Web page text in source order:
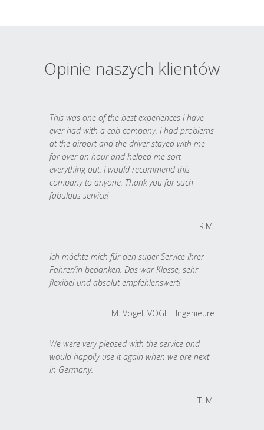
Opinie naszych klientów
This was one of the best experiences I have
ever had with a cab company. I had problems
at the airport and the driver stayed with me
for over an hour and helped me sort
everything out. I would recommend this
company to anyone. Thank you for such
fabulous service!
R.M.
Ich möchte mich für den super Service Ihrer
Fahrer/in bedanken. Das war Klasse, sehr
flexibel und absolut empfehlenswert!
M. Vogel, VOGEL Ingenieure
We were very pleased with the service and
would happily use it again when we are next
in Germany.
T. M.